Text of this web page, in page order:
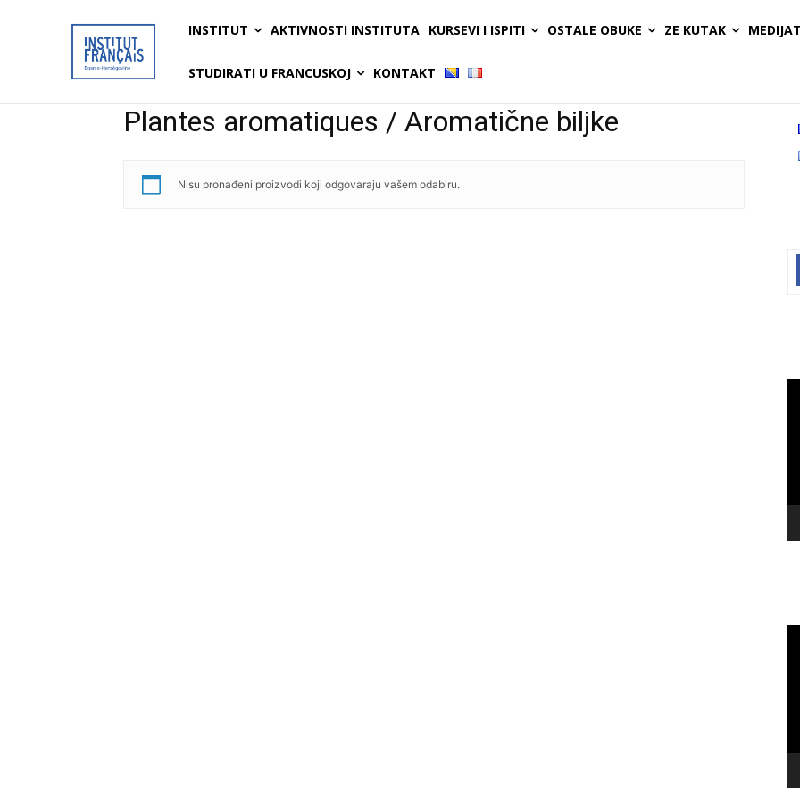
INSTITUT AKTIVNOSTI INSTITUTA KURSEVI I ISPITI OSTALE OBUKE ZE KUTAK
STUDIRATI U FRANCUSKOJ KONTAKT
Plantes aromatiques / Aromatične biljke
Nisu pronađeni proizvodi koji odgovaraju vašem odabiru.